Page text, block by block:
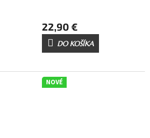
22,90 €
DO KOŠÍKA
NOVÉ